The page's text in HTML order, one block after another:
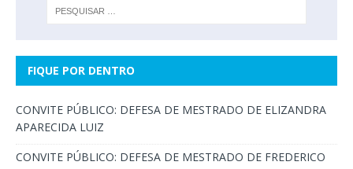
FIQUE POR DENTRO
CONVITE PÚBLICO: DEFESA DE MESTRADO DE ELIZANDRA
APARECIDA LUIZ
CONVITE PÚBLICO: DEFESA DE MESTRADO DE FREDERICO